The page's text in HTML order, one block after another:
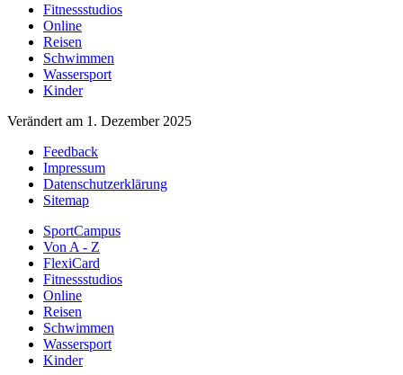
Fitnessstudios
Online
Reisen
Schwimmen
Wassersport
Kinder
Verändert am 1. Dezember 2025
Feedback
Impressum
Datenschutzerklärung
Sitemap
SportCampus
Von A - Z
FlexiCard
Fitnessstudios
Online
Reisen
Schwimmen
Wassersport
Kinder